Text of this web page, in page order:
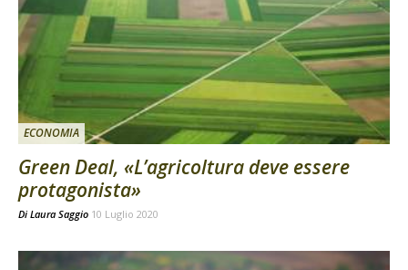
ECONOMIA
Green Deal, «L’agricoltura deve essere
protagonista»
Di Laura Saggio 10 Luglio 2020